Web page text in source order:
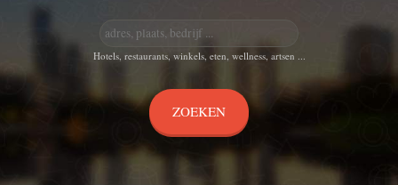
Hotels, restaurants, winkels, eten, wellness, artsen ...